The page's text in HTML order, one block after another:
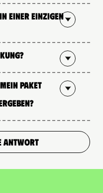
einer einzigen
Paket
ANTWORT